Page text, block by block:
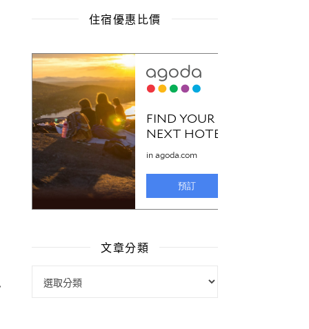
住宿優惠比價
文章分類